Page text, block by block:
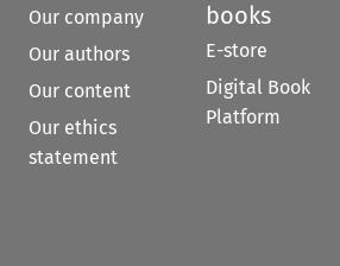
Our company
Our authors
Our content
Our ethics
statement
books
E-store
Digital Book
Platform